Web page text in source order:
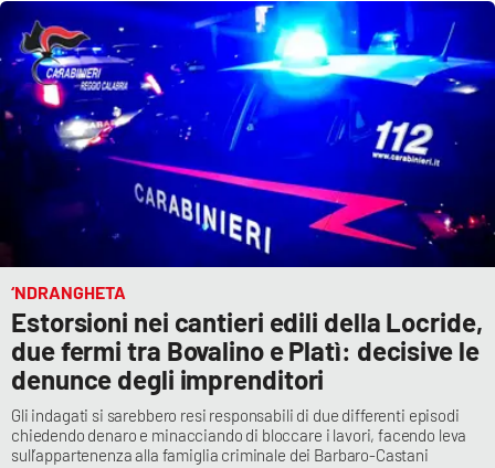
Cultura
Economia e Lavoro
Politica
Sanità
Società
Sport
RUBRICHE
Good Morning Vietnam
‘NDRANGHETA
Estorsioni nei cantieri edili della Locride,
due fermi tra Bovalino e Platì: decisive le
denunce degli imprenditori
Gli indagati si sarebbero resi responsabili di due differenti episodi
chiedendo denaro e minacciando di bloccare i lavori, facendo leva
sull’appartenenza alla famiglia criminale dei Barbaro-Castani